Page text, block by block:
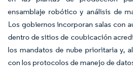
ensamblaje robótico y análisis de
Los gobiernos incorporan salas con
dentro de sitios de coubicación
los mandatos de nube prioritaria y,
con los protocolos de manejo de